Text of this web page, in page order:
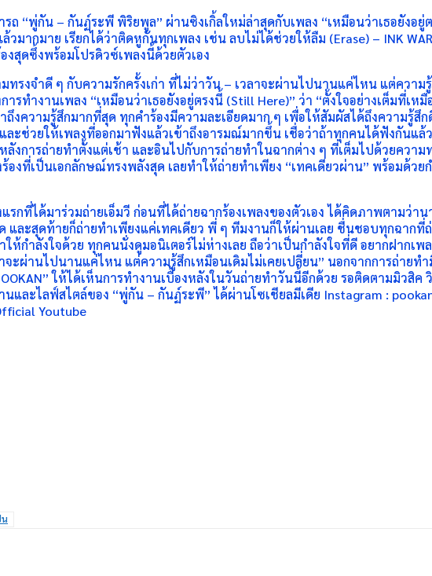
“พู่กัน – กันฏ์ระพี พิริยพูล” ผ่านซิงเกิ้ลใหม่ล่าสุดกับเพลง “เหมือนว่าเธอยังอยู่
ากมาย เรียกได้ว่าติดหูกันทุกเพลง เช่น ลบไม่ได้ช่วยให้ลืม (Erase) – INK
สุดซึ้งพร้อมโปรดิวซ์เพลงนี้ด้วยตัวเอง
งจำดี ๆ กับความรักครั้งเก่า ที่ไม่ว่าวัน – เวลาจะผ่านไปนานแค่ไหน แต่ความ
รทำงานเพลง “เหมือนว่าเธอยังอยู่ตรงนี้ (Still Here)” ว่า “ตั้งใจอย่างเต็มที่เ
งความรู้สึกมากที่สุด ทุกคำร้องมีความละเอียดมาก ๆ เพื่อให้สัมผัสได้ถึงความรู้สึ
ละช่วยให้เพลงที่ออกมาฟังแล้วเข้าถึงอารมณ์มากขึ้น เชื่อว่าถ้าทุกคนได้ฟังกันแ
การถ่ายทำตั้งแต่เช้า และอินไปกับการถ่ายทำในฉากต่าง ๆ ที่เต็มไปด้วยความ
งที่เป็นเอกลักษณ์ทรงพลังสุด เลยทำให้ถ่ายทำเพียง “เทคเดียวผ่าน” พร้อมด้วย
กที่ได้มาร่วมถ่ายเอ็มวี ก่อนที่ได้ถ่ายฉากร้องเพลงของตัวเอง ได้คิดภาพตามว่าน
และสุดท้ายก็ถ่ายทำเพียงแค่เทคเดียว พี่ ๆ ทีมงานก็ให้ผ่านเลย ชื่นชอบทุกฉาก
กำลังใจด้วย ทุกคนนั่งดูมอนิเตอร์ไม่ห่างเลย ถือว่าเป็นกำลังใจที่ดี อยากฝากเพ
ผ่านไปนานแค่ไหน แต่ความรู้สึกเหมือนเดิมไม่เคยเปลี่ยน” นอกจากการถ่ายทำ
ให้ได้เห็นการทำงานเบื้องหลังในวันถ่ายทำวันนี้อีกด้วย รอติดตามมิวสิค
และไลฟ์สไตล์ของ “พู่กัน – กันฏ์ระพี” ได้ผ่านโซเชียลมีเดีย Instagram :
Youtube
น